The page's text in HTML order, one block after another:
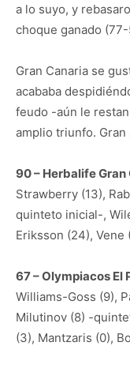
a lo suyo, y
choque ganado
Gran Canaria se
acababa
feudo -aún le
amplio triunfo.
90 – Herbalife
Strawberry (13),
quinteto inicial-,
Eriksson (24), Vene
67 – Olympiacos El
Williams-Goss (9),
Milutinov (8) -
(3), Mantzaris (0),